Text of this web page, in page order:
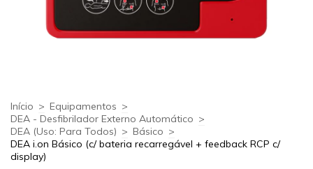
Início > Equipamentos >
DEA - Desfibrilador Externo Automático >
DEA (Uso: Para Todos) > Básico >
DEA i.on Básico (c/ bateria recarregável + feedback RCP c/
display)